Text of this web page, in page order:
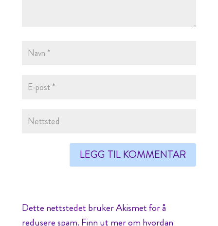
Dette nettstedet bruker Akismet for å
redusere spam. Finn ut mer om hvordan